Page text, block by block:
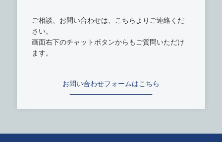
ご相談、お問い合わせは、こちらよりご連絡くだ
さい。
画面右下のチャットボタンからもご質問いただけ
ます。
お問い合わせフォームはこちら